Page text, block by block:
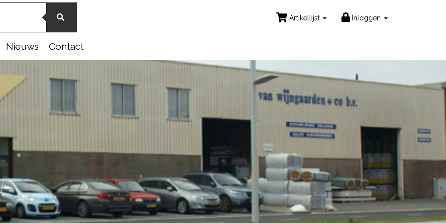
Artikellijst Inloggen
Nieuws Contact